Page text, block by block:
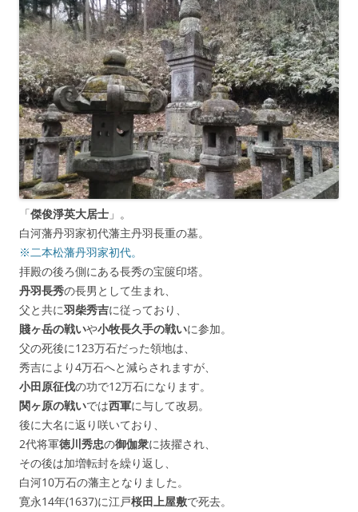
「傑俊淨英大居士 」。
白河藩丹羽家初代藩主丹羽長重の墓。
※二本松藩丹羽家初代。
拝殿の後ろ側にある長秀の宝篋印塔。
丹羽長秀の長男として生まれ、
父と共に羽柴秀吉に従っており、
賤ヶ岳の戦いや小牧長久手の戦いに参加。
父の死後に123万石だった領地は、
秀吉により4万石へと減らされますが、
小田原征伐の功で12万石になります。
関ヶ原の戦いでは西軍に与して改易。
後に大名に返り咲いており、
2代将軍徳川秀忠の御伽衆に抜擢され、
その後は加増転封を繰り返し、
白河10万石の藩主となりました。
寛永14年(1637)に江戸桜田上屋敷で死去。